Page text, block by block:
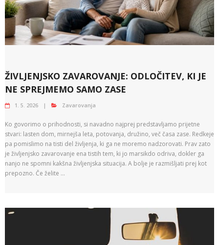
ŽIVLJENJSKO ZAVAROVANJE: ODLOČITEV, KI JE
NE SPREJMEMO SAMO ZASE
1. 5. 2026 Zavarovanja
Ko govorimo o prihodnosti, si navadno najprej predstavljamo prijetne
stvari: lasten dom, mirnejša leta, potovanja, družino, več časa zase. Redkeje
pa pomislimo na tisti del življenja, ki ga ne moremo nadzorovati. Prav zato
je življenjsko zavarovanje ena tistih tem, ki jo marsikdo odriva, dokler ga
nanjo ne spomni kakšna življenjska situacija. A bolje je razmišljati prej kot
prepozno. Če želite …